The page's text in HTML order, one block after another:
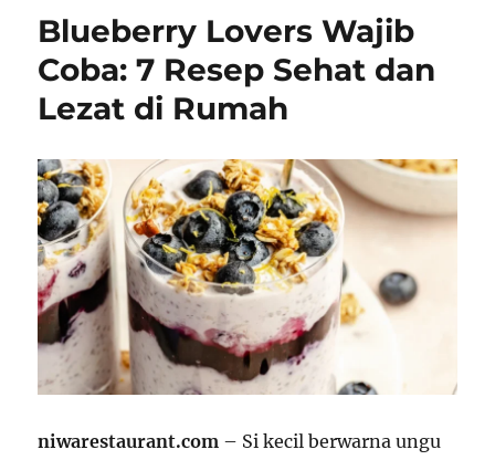
Blueberry Lovers Wajib
Coba: 7 Resep Sehat dan
Lezat di Rumah
niwarestaurant.com – Si kecil berwarna ungu